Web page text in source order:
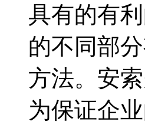
具有的有
的不同部
方法。安
为保证企